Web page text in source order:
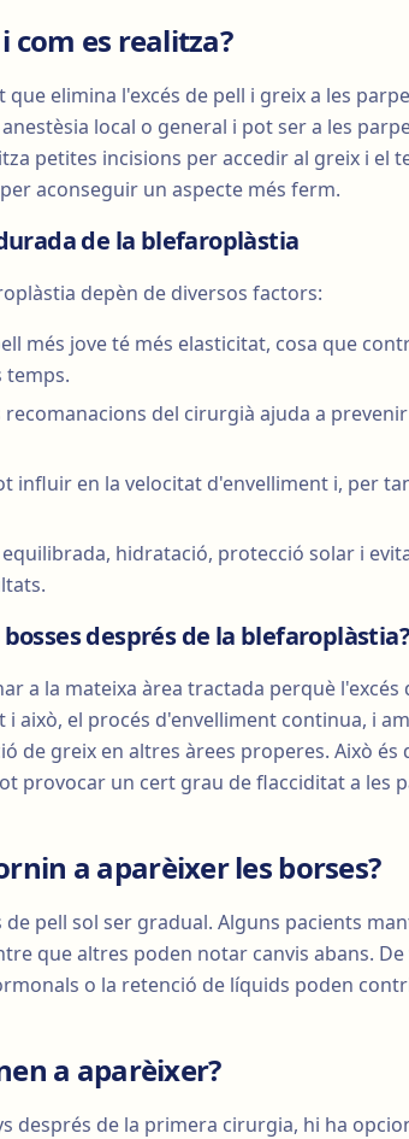
com es realitza?
elimina l'excés de pell i greix a les
local o general i pot ser a les
petites incisions per accedir al greix i el
aconseguir un aspecte més ferm.
de la blefaroplàstia
depèn de diversos factors:
més jove té més elasticitat, cosa que
temps.
recomanacions del cirurgià ajuda a
influir en la velocitat d'envelliment i, per
hidratació, protecció solar i
després de la blefaroplàstia?
a la mateixa àrea tractada perquè l'excés
això, el procés d'envelliment continua, i
de greix en altres àrees properes. Això és
provocar un cert grau de flacciditat a les
a aparèixer les borses?
de pell sol ser gradual. Alguns pacients
que altres poden notar canvis abans.
o la retenció de líquids poden
a aparèixer?
després de la primera cirurgia, hi ha